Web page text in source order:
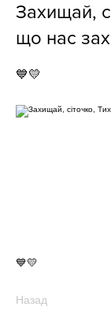
Захищай,
що нас
💙💛
💙💛
Назад